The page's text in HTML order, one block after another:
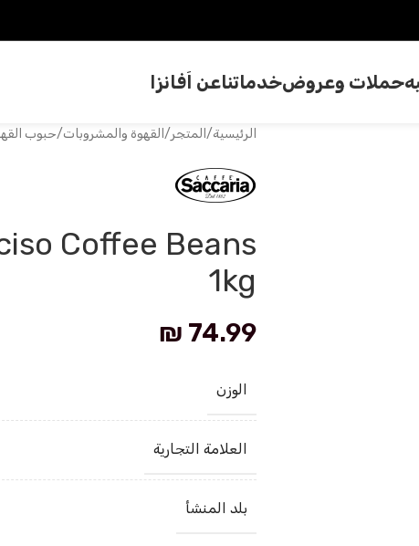
حملات وعروضخدماتناعن اَفانزا
الرئيسية/المتجر/القهوة والمشروبات/حبوب
Coffee Beans
1kg
₪ 74.99
الوزن
العلامة التجارية
بلد المنشأ